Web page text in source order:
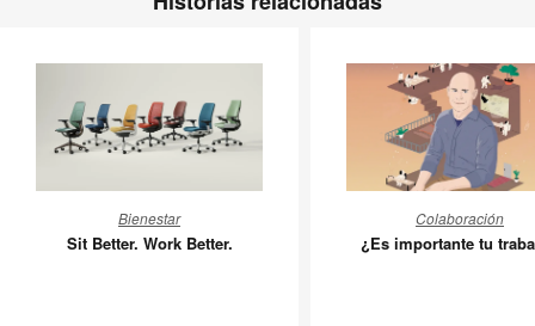
Better.
Work
Bienestar
Sit Better. Work Better.
tu
Colaboración
¿Es importante tu